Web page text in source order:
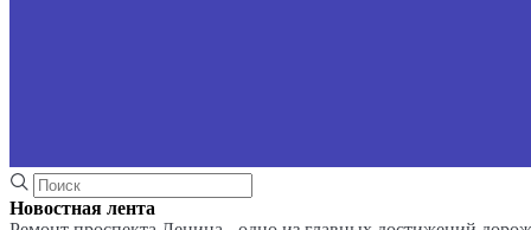
Новостная лента